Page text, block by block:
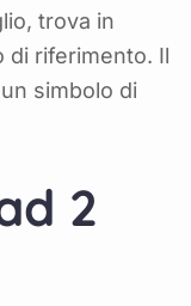
trova in
di riferimento. Il
simbolo di
2